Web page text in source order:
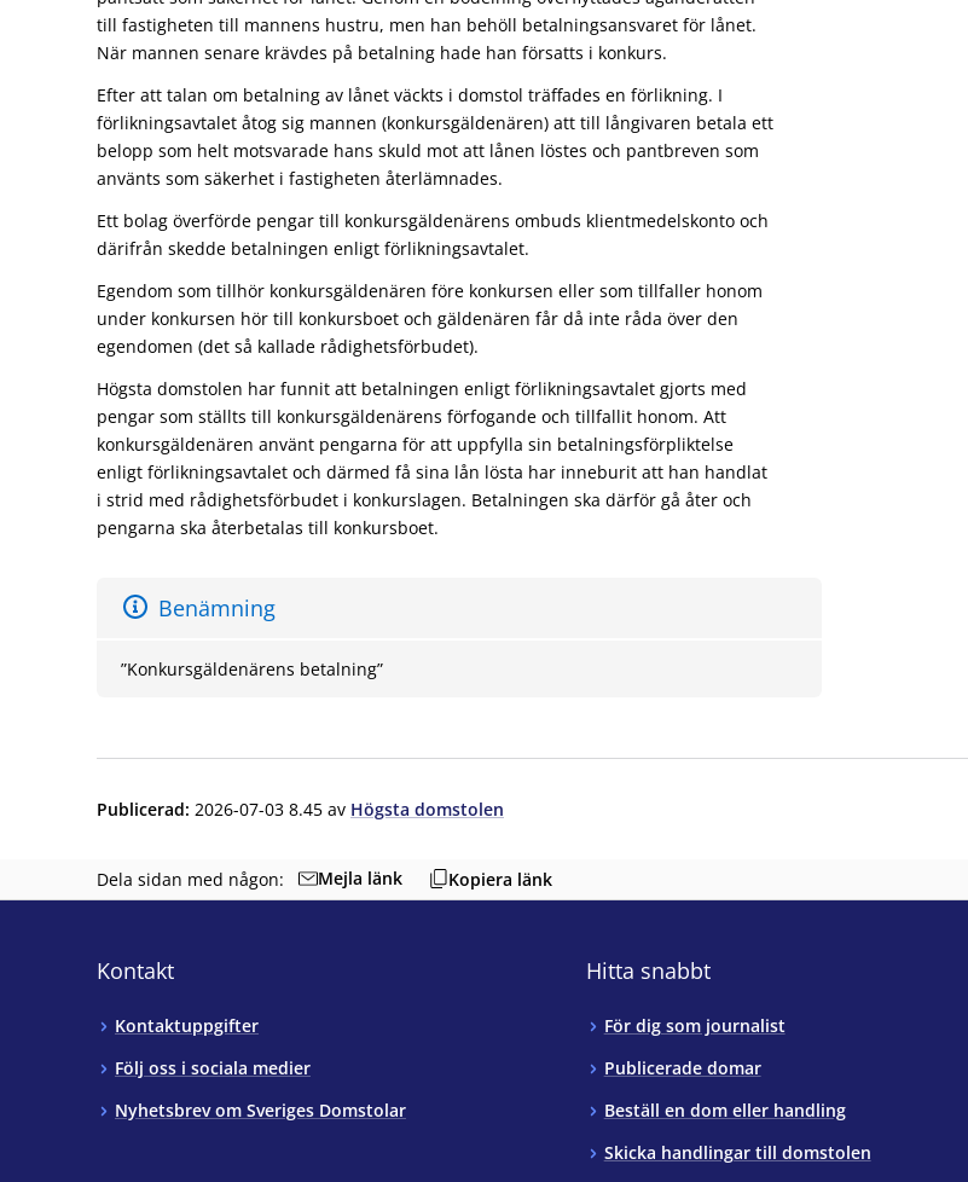
till fastigheten till mannens hustru, men han behöll betalningsansvaret för lånet.
När mannen senare krävdes på betalning hade han försatts i konkurs.
Efter att talan om betalning av lånet väckts i domstol träffades en förlikning. I
förlikningsavtalet åtog sig mannen (konkursgäldenären) att till långivaren betala ett
belopp som helt motsvarade hans skuld mot att lånen löstes och pantbreven som
använts som säkerhet i fastigheten återlämnades.
Ett bolag överförde pengar till konkursgäldenärens ombuds klientmedelskonto och
därifrån skedde betalningen enligt förlikningsavtalet.
Egendom som tillhör konkursgäldenären före konkursen eller som tillfaller honom
under konkursen hör till konkursboet och gäldenären får då inte råda över den
egendomen (det så kallade rådighetsförbudet).
Högsta domstolen har funnit att betalningen enligt förlikningsavtalet gjorts med
pengar som ställts till konkursgäldenärens förfogande och tillfallit honom. Att
konkursgäldenären använt pengarna för att uppfylla sin betalningsförpliktelse
enligt förlikningsavtalet och därmed få sina lån lösta har inneburit att han handlat
i strid med rådighetsförbudet i konkurslagen. Betalningen ska därför gå åter och
pengarna ska återbetalas till konkursboet.
Benämning
”Konkursgäldenärens betalning”
Publicerad: 2026-07-03 8.45 av Högsta domstolen
Dela sidan med någon: Mejla länk Kopiera länk
Kontakt
Kontaktuppgifter
Följ oss i sociala medier
Nyhetsbrev om Sveriges Domstolar
Hitta snabbt
För dig som journalist
Publicerade domar
Beställ en dom eller handling
Skicka handlingar till domstolen